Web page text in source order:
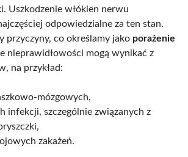
Uszkodzenie włókien nerwu
odpowiedzialne za ten stan.
przyczyny, co określamy jako porażenie
nieprawidłowości mogą wynikać z
na przykład:
mózgowych,
infekcji, szczególnie związanych z
zakażeń.